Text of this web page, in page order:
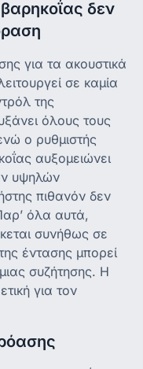
δεν
για τα ακουστικά
σε καμία
της
όλους τους
ο ρυθμιστής
αυξομειώνει
υψηλών
πιθανόν δεν
όλα αυτά,
συνήθως σε
έντασης μπορεί
συζήτησης. Η
για τον